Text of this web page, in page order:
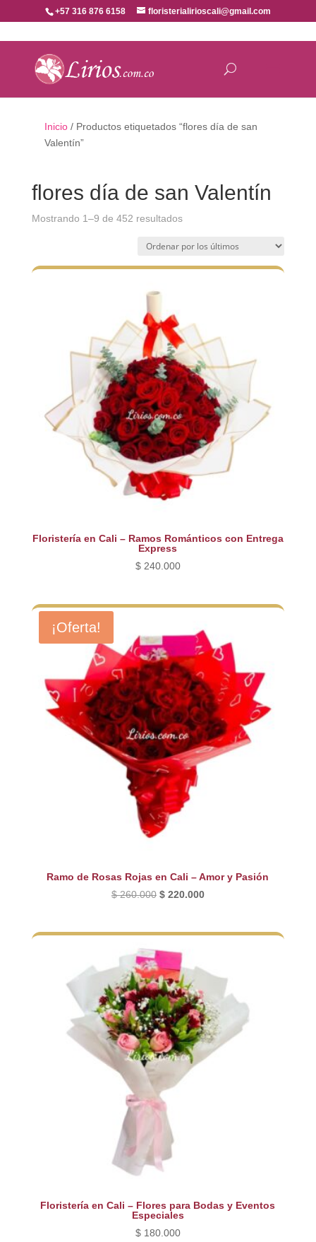
+57 316 876 6158 floristerialirioscali@gmail.com
Inicio/ Productos etiquetados “flores día de san
Valentín”
flores día de san Valentín
Mostrando 1–9 de 452 resultadosOrdenado
los
últimos
Floristería en Cali – Ramos Románticos con Entrega
Express
$240.000
¡Oferta!
Ramo de Rosas Rojas en Cali – Amor y Pasión
$260.000 El
$ 260.000.
$220.000El
Floristería en Cali – Flores para Bodas y Eventos
Especiales
$180.000